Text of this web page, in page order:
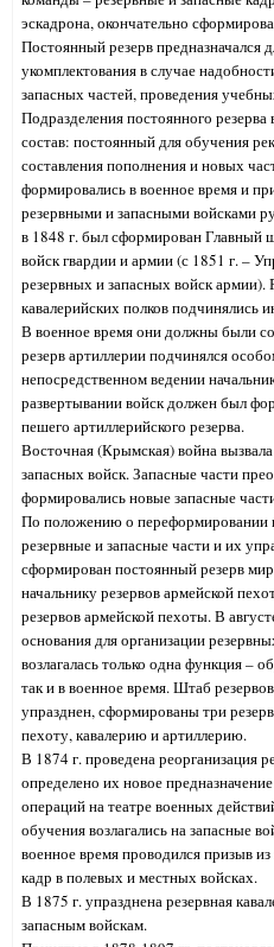
эскадрона, окончательно
Постоянный резерв предназначался
укомплектования в случае
запасных частей, проведения
Подразделения постоянного
состав: постоянный для обучения
составления пополнения и новых
формировались в военное время и
резервными и запасными войсками
в 1848 г. был сформирован Главный
войск гвардии и армии (с 1851 г. –
резервных и запасных войск армии).
кавалерийских полков подчинялись
В военное время они должны были
резерв артиллерии подчинялся
непосредственном ведении
развертывании войск должен был
пешего артиллерийского резерва.
Восточная (Крымская) война
запасных войск. Запасные части
формировались новые запасные
По положению о переформировании
резервные и запасные части и их
сформирован постоянный резерв
начальнику резервов армейской
резервов армейской пехоты. В
основания для организации
возлагалась только одна функция –
так и в военное время. Штаб
упразднен, сформированы три
пехоту, кавалерию и артиллерию.
В 1874 г. проведена реорганизация
определено их новое
операций на театре военных
обучения возлагались на запасные
военное время проводился призыв
кадр в полевых и местных войсках.
В 1875 г. упразднена резервная
запасным войскам.